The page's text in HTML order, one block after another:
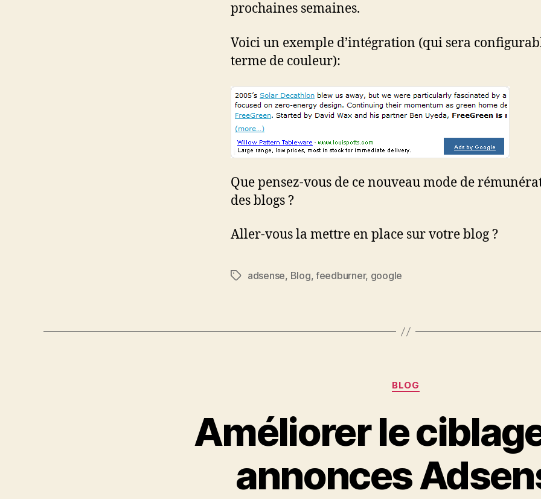
prochaines semaines.
Voici un exemple d’intégration (qui sera
terme de couleur):
Que pensez-vous de ce nouveau mode de
des blogs ?
Aller-vous la mettre en place sur votre blog ?
Étiquettes
adsense, Blog, feedburner, google
Catégories
BLOG
Améliorer le
annonces